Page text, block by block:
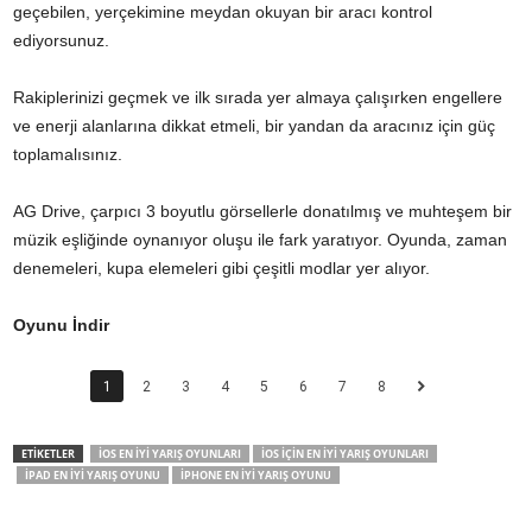
geçebilen, yerçekimine meydan okuyan bir aracı kontrol
ediyorsunuz.
Rakiplerinizi geçmek ve ilk sırada yer almaya çalışırken engellere
ve enerji alanlarına dikkat etmeli, bir yandan da aracınız için güç
toplamalısınız.
AG Drive, çarpıcı 3 boyutlu görsellerle donatılmış ve muhteşem bir
müzik eşliğinde oynanıyor oluşu ile fark yaratıyor. Oyunda, zaman
denemeleri, kupa elemeleri gibi çeşitli modlar yer alıyor.
Oyunu İndir
1 2 3 4 5 6 7 8
ETİKETLER IOS EN İYI YARIŞ OYUNLARI
IOS IÇIN EN İYI YARIŞ OYUNLARI
IPAD EN İYI YARIŞ OYUNU
IPHONE EN İYI YARIŞ OYUNU